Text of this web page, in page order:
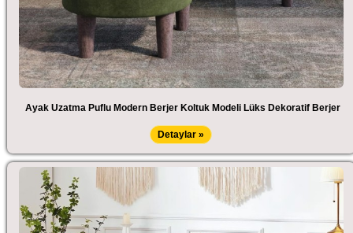
Ayak Uzatma Puflu Modern Berjer Koltuk Modeli Lüks Dekoratif Berjer
Detaylar »